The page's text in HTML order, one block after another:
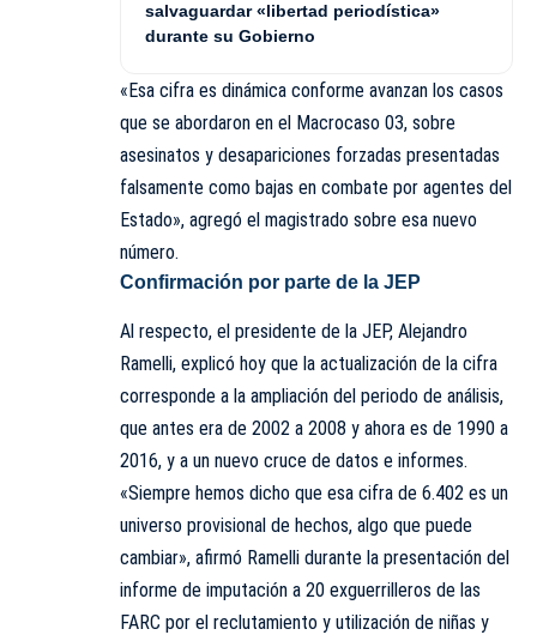
salvaguardar «libertad periodística»
durante su Gobierno
«Esa cifra es dinámica conforme avanzan los casos
que se abordaron en el Macrocaso 03, sobre
asesinatos y desapariciones forzadas presentadas
falsamente como bajas en combate por agentes del
Estado», agregó el magistrado sobre esa nuevo
número.
Confirmación por parte de la JEP
Al respecto, el presidente de la JEP, Alejandro
Ramelli, explicó hoy que la actualización de la cifra
corresponde a la ampliación del periodo de análisis,
que antes era de 2002 a 2008 y ahora es de 1990 a
2016, y a un nuevo cruce de datos e informes.
«Siempre hemos dicho que esa cifra de 6.402 es un
universo provisional de hechos, algo que puede
cambiar», afirmó Ramelli durante la presentación del
informe de imputación a 20 exguerrilleros de las
FARC por el reclutamiento y utilización de niñas y